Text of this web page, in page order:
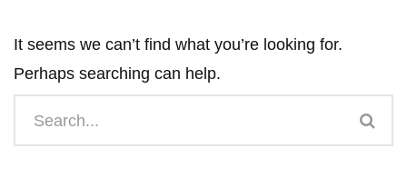
It seems we can’t find what you’re looking for.
Perhaps searching can help.